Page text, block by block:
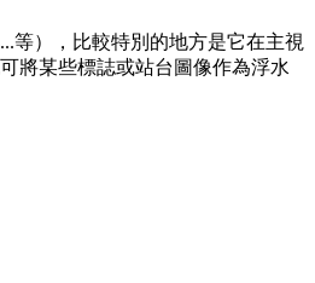
等），比較特別的地方是它在主視
將某些標誌或站台圖像作為浮水